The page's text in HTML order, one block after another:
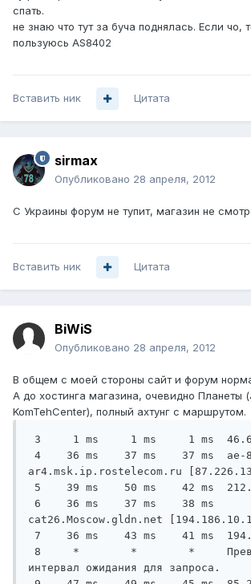
спать.
не знаю что тут за буча поднялась. Если чо,
пользуюсь AS8402
Вставить ник Цитата
sirmax
Опубликовано 28 апреля, 2012
С Украины форум не тупит, магазин не
Вставить ник Цитата
BiWiS
Опубликовано 28 апреля, 2012
В общем с моей стороны сайт и форум
А до хостинга магазина, очевидно Планеты
KomTehCenter), полный ахтунг с маршрутом.
ar4.msk.ip.rostelecom.ru
cat26.Moscow.gldn.net
интервал ожидания для запроса.